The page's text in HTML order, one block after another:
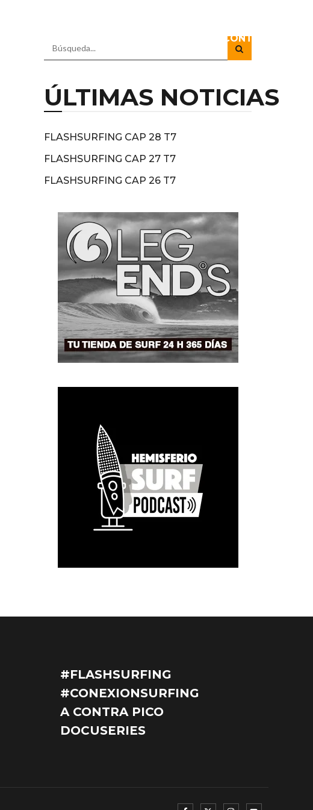
CONTACTO
ÚLTIMAS NOTICIAS
FLASHSURFING CAP 28 T7
FLASHSURFING CAP 27 T7
FLASHSURFING CAP 26 T7
#FLASHSURFING
#CONEXIONSURFING
A CONTRA PICO
DOCUSERIES